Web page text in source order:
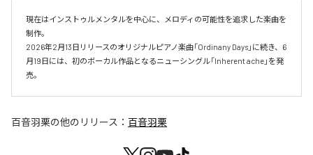
現在はインストゥルメンタルを中心に、メロディの可能性を追求した楽曲を
制作。
2026年2月13日リリースのオリジナルピアノ楽曲「Ordinany Days」に続き、6
月19日には、初のボーカル作品となるニューシングル「Inherent ache」を発
売。
百音羽栗の他のリリース： 百音羽栗